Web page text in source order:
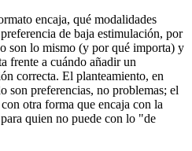
encaja, qué modalidades
de baja estimulación, por
son lo mismo (y por qué importa) y
frente a cuándo añadir un
correcta. El planteamiento, en
son preferencias, no problemas; el
otra forma que encaja con la
quien no puede con lo "de